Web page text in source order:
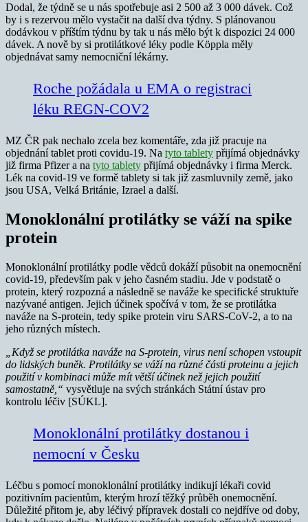
Dodal, že týdně se u nás spotřebuje asi 2 500 až 3 000 dávek. Což
by i s rezervou mělo vystačit na další dva týdny. S plánovanou
dodávkou v příštím týdnu by tak u nás mělo být k dispozici 24 000
dávek. A nově by si protilátkové léky podle Köppla měly
objednávat samy nemocniční lékárny.
Roche požádala u EMA o registraci
léku REGN-COV2
MZ ČR pak nechalo zcela bez komentáře, zda již pracuje na
objednání tablet proti covidu-19. Na tyto tablety přijímá objednávky
již firma Pfizer a na tyto tablety přijímá objednávky i firma Merck.
Lék na covid-19 ve formě tablety si tak již zasmluvnily země, jako
jsou USA, Velká Británie, Izrael a další.
Monoklonální protilátky se váží na spike
protein
Monoklonální protilátky podle vědců dokáží působit na onemocnění
covid-19, především pak v jeho časném stadiu. Jde v podstatě o
protein, který rozpozná a následně se naváže ke specifické struktuře
nazývané antigen. Jejich účinek spočívá v tom, že se protilátka
naváže na S-protein, tedy spike protein viru SARS-CoV-2, a to na
jeho různých místech.
„Když se protilátka naváže na S-protein, virus není schopen vstoupit
do lidských buněk. Protilátky se váží na různé části proteinu a jejich
použití v kombinaci může mít větší účinek než jejich použití
samostatně,“ vysvětluje na svých stránkách Státní ústav pro
kontrolu léčiv [SÚKL].
Monoklonální protilátky dostanou i
nemocní v Česku
Léčbu s pomocí monoklonální protilátky indikují lékaři covid
pozitivním pacientům, kterým hrozí těžký průběh onemocnění.
Důležité přitom je, aby léčivý přípravek dostali co nejdříve od doby,